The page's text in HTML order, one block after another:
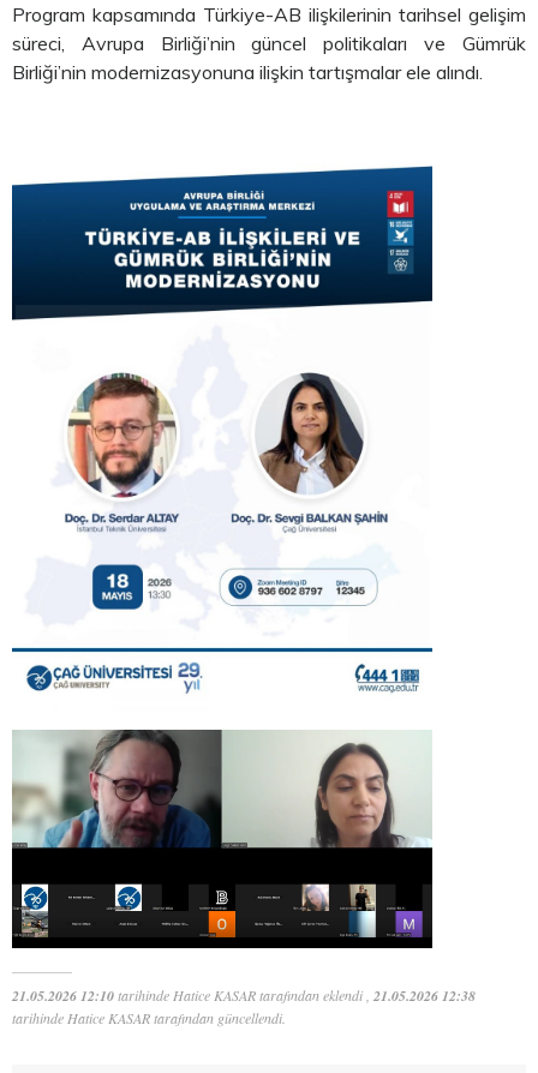
Program kapsamında Türkiye-AB ilişkilerinin tarihsel gelişim
süreci, Avrupa Birliği’nin güncel politikaları ve Gümrük
Birliği’nin modernizasyonuna ilişkin tartışmalar ele alındı.
21.05.2026 12:10tarihinde Hatice KASAR tarafından eklendi , 21.05.2026 12:38
tarihinde Hatice KASAR tarafından güncellendi.